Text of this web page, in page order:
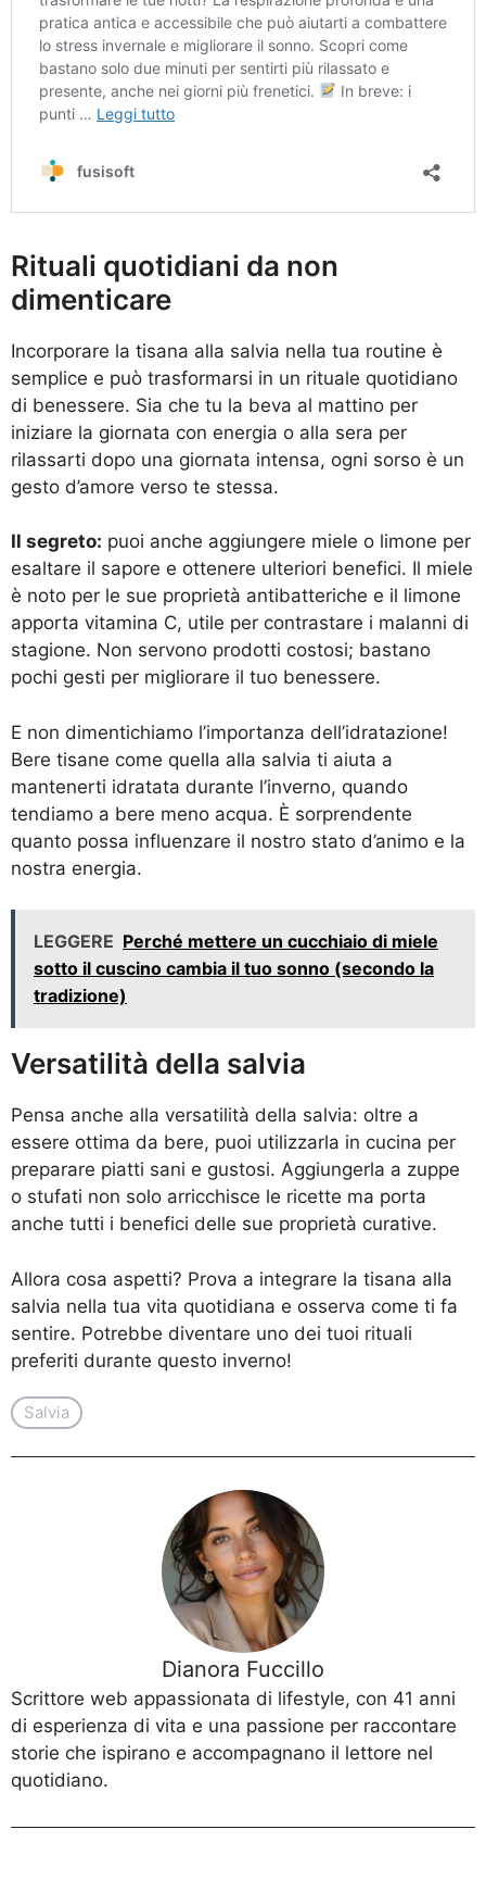
Rituali quotidiani da non
dimenticare
Incorporare la tisana alla salvia nella tua routine è
semplice e può trasformarsi in un rituale quotidiano
di benessere. Sia che tu la beva al mattino per
iniziare la giornata con energia o alla sera per
rilassarti dopo una giornata intensa, ogni sorso è un
gesto d’amore verso te stessa.
Il segreto: puoi anche aggiungere miele o limone per
esaltare il sapore e ottenere ulteriori benefici. Il miele
è noto per le sue proprietà antibatteriche e il limone
apporta vitamina C, utile per contrastare i malanni di
stagione. Non servono prodotti costosi; bastano
pochi gesti per migliorare il tuo benessere.
E non dimentichiamo l’importanza dell’idratazione!
Bere tisane come quella alla salvia ti aiuta a
mantenerti idratata durante l’inverno, quando
tendiamo a bere meno acqua. È sorprendente
quanto possa influenzare il nostro stato d’animo e la
nostra energia.
LEGGERE Perché mettere un cucchiaio di miele
sotto il cuscino cambia il tuo sonno (secondo la
tradizione)
Versatilità della salvia
Pensa anche alla versatilità della salvia: oltre a
essere ottima da bere, puoi utilizzarla in cucina per
preparare piatti sani e gustosi. Aggiungerla a zuppe
o stufati non solo arricchisce le ricette ma porta
anche tutti i benefici delle sue proprietà curative.
Allora cosa aspetti? Prova a integrare la tisana alla
salvia nella tua vita quotidiana e osserva come ti fa
sentire. Potrebbe diventare uno dei tuoi rituali
preferiti durante questo inverno!
Salvia
Dianora Fuccillo
Scrittore web appassionata di lifestyle, con 41 anni
di esperienza di vita e una passione per raccontare
storie che ispirano e accompagnano il lettore nel
quotidiano.